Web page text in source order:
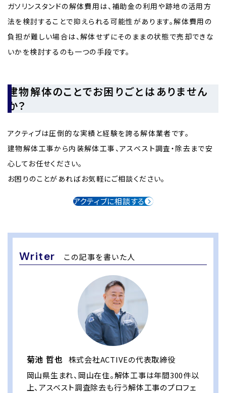
ガソリンスタンドの解体費用は、補助金の利用や跡地の活用方
法を検討することで抑えられる可能性があります。解体費用の
負担が難しい場合は、解体せずにそのままの状態で売却できな
いかを検討するのも一つの手段です。
建物解体のことでお困りごとはありません
か？
アクティブは圧倒的な実績と経験を誇る解体業者です。
建物解体工事から内装解体工事、アスベスト調査・除去まで安
心してお任せください。
お困りのことがあればお気軽にご相談ください。
アクティブに相談する
Writer この記事を書いた人
菊池 哲也 株式会社ACTIVEの代表取締役
岡山県生まれ、岡山在住。解体工事は年間300件以
上、アスベスト調査除去も行う解体工事のプロフェ